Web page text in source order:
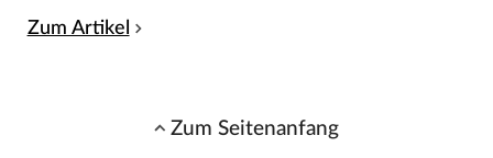
Zum Artikel
Zum Seitenanfang